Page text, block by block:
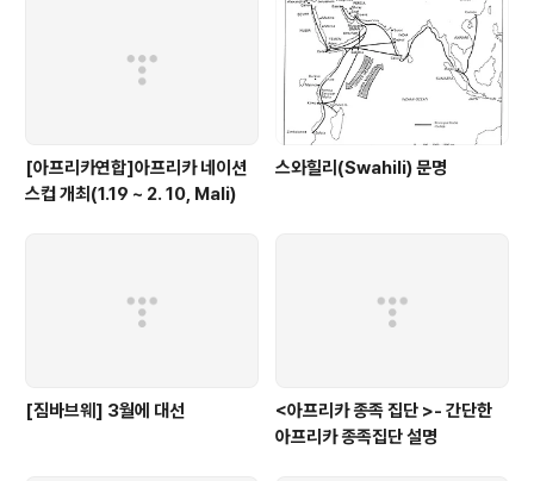
[아프리카연합]아프리카 네이션
스컵 개최(1.19 ~ 2. 10, Mali)
스와힐리(Swahili) 문명
[짐바브웨] 3월에 대선
<아프리카 종족 집단 >- 간단한
아프리카 종족집단 설명